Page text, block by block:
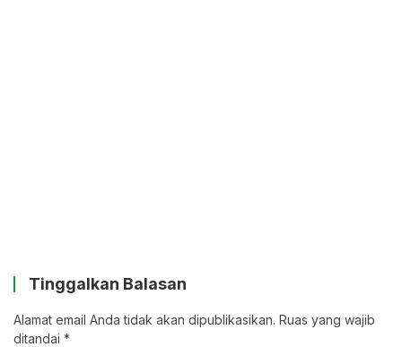
Tinggalkan Balasan
Alamat email Anda tidak akan dipublikasikan. Ruas yang wajib
ditandai *